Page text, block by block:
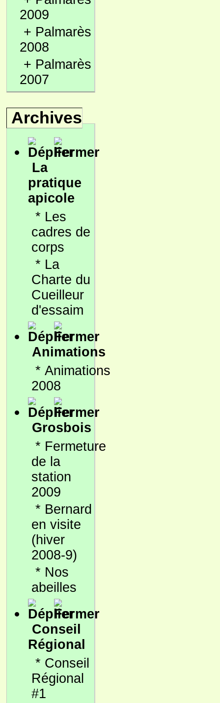
2009
+ Palmarès
2008
+ Palmarès
2007
Archives
La
pratique
apicole
* Les
cadres de
corps
* La
Charte du
Cueilleur
d'essaim
Animations
* Animations
2008
Grosbois
* Fermeture
de la
station
2009
* Bernard
en visite
(hiver
2008-9)
* Nos
abeilles
Conseil
Régional
* Conseil
Régional
#1